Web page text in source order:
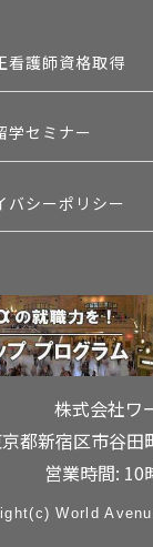
看護師資格取得
学セミナー
バシーポリシー
株式会社ワ
都新宿区市谷田
営業時間: 10
World